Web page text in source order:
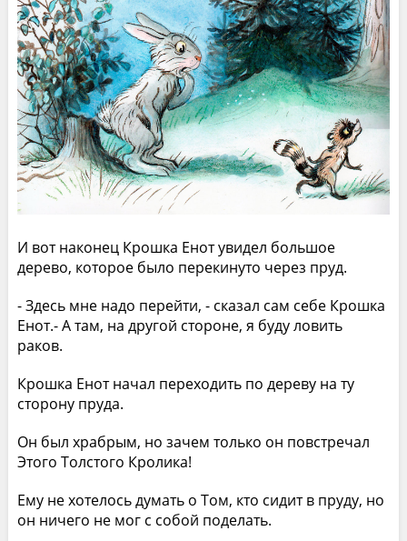
И вот наконец Крошка Енот увидел большое
дерево, которое было перекинуто через пруд.
- Здесь мне надо перейти, - сказал сам себе Крошка
Енот.- А там, на другой стороне, я буду ловить
раков.
Крошка Енот начал переходить по дереву на ту
сторону пруда.
Он был храбрым, но зачем только он повстречал
Этого Толстого Кролика!
Ему не хотелось думать о Том, кто сидит в пруду, но
он ничего не мог с собой поделать.